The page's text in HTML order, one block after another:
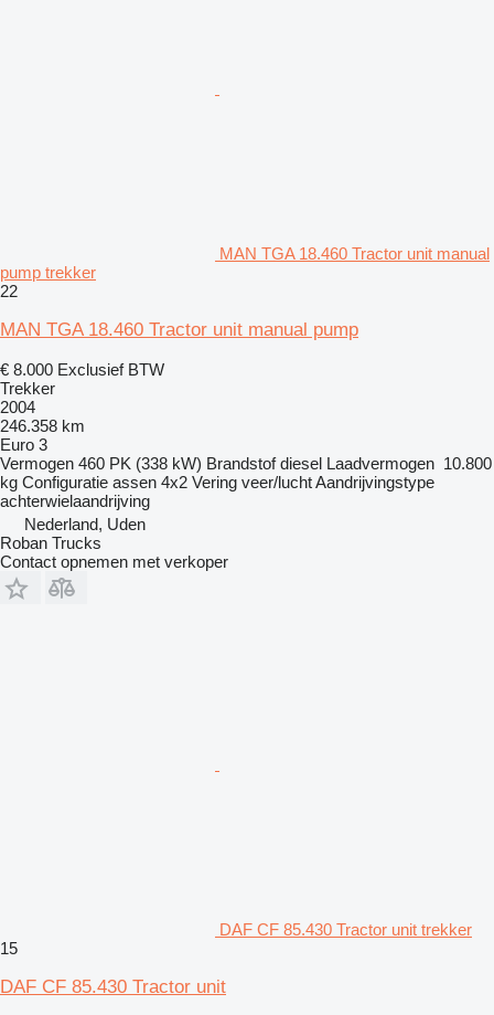
MAN TGA 18.460 Tractor unit manual
pump trekker
22
MAN TGA 18.460 Tractor unit manual pump
€ 8.000 Exclusief BTW
Trekker
2004
246.358 km
Euro 3
Vermogen 460 PK (338 kW) Brandstof diesel Laadvermogen 10.800
kg Configuratie assen 4x2 Vering veer/luchtAandrijvingstype
achterwielaandrijving
Nederland, Uden
Roban Trucks
Contact opnemen met verkoper
DAF CF 85.430 Tractor unit trekker
15
DAF CF 85.430 Tractor unit